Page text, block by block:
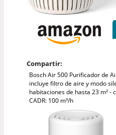
Compartir:
Bosch Air 500 Purificador de
incluye filtro de aire y modo
habitaciones de hasta 23 m² -
CADR: 100 m³/h